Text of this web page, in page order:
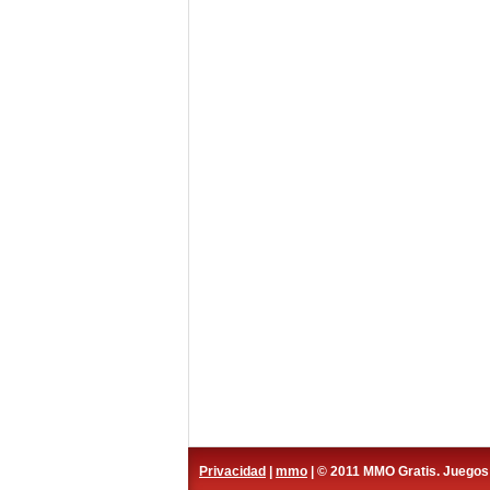
Privacidad mmo | © 2011 MMO Gratis.